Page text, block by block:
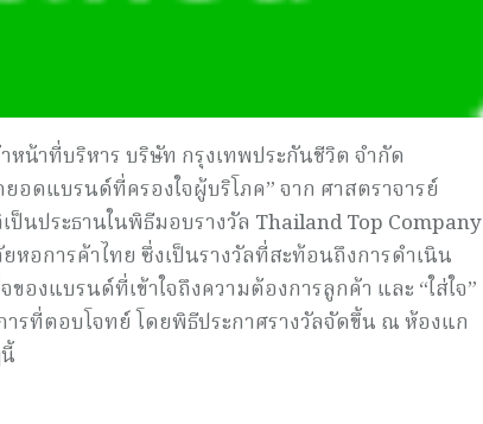
หน้าที่บริหาร บริษัท กรุงเทพประกันชีวิต จำกัด
อดแบรนด์ที่ครองใจผู้บริโภค”จาก ศาสตราจารย์
ป็นประธานในพิธีมอบรางวัล Thailand Top Company
หอการค้าไทย ซึ่งเป็นรางวัลที่สะท้อนถึงการดำเนิน
ของแบรนด์ที่เข้าใจถึงความต้องการลูกค้า และ “ใส่ใจ”
ารที่ตอบโจทย์ โดยพิธีประกาศรางวัลจัดขึ้น ณ ห้องแก